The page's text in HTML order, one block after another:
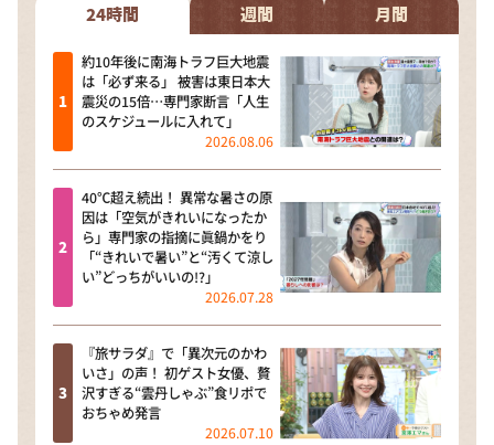
24時間 週間 月間
約10年後に南海トラフ巨大地震
は「必ず来る」 被害は東日本大
震災の15倍…専門家断言「人生
のスケジュールに入れて」
2026.08.06
40℃超え続出！ 異常な暑さの原
因は「空気がきれいになったか
ら」専門家の指摘に眞鍋かをり
「“きれいで暑い”と“汚くて涼し
い”どっちがいいの!?」
2026.07.28
『旅サラダ』で「異次元のかわ
いさ」の声！ 初ゲスト女優、贅
沢すぎる“雲丹しゃぶ”食リポで
おちゃめ発言
2026.07.10